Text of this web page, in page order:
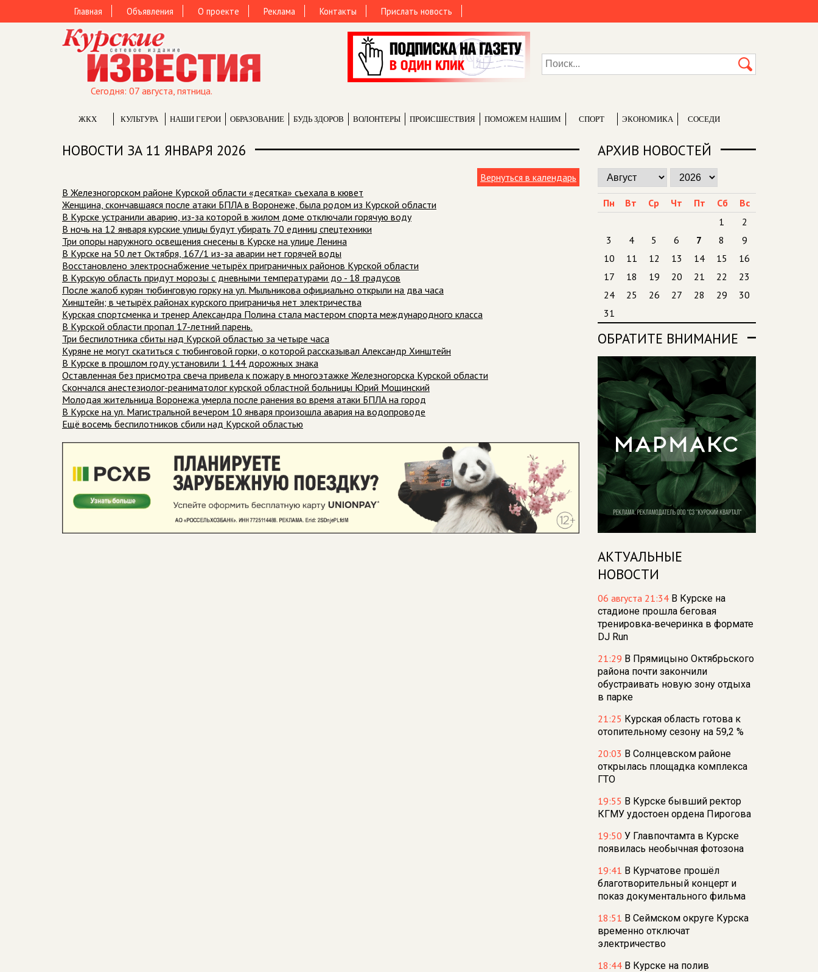
Главная Объявления О проекте Реклама Контакты Прислать новость
Сегодня: 07 августа, пятница.
ЖКХ КУЛЬТУРА НАШИ ГЕРОИ ОБРАЗОВАНИЕ БУДЬ ЗДОРОВ ВОЛОНТЕРЫ ПРОИCШЕСТВИЯ ПОМОЖЕМ НАШИМ СПОРТ ЭКОНОМИКА СОСЕДИ
НОВОСТИ ЗА 11 ЯНВАРЯ 2026
Вернуться в календарь
В Железногорском районе Курской области «десятка» съехала в кювет
Женщина, скончавшаяся после атаки БПЛА в Воронеже, была родом из Курской области
В Курске устранили аварию, из-за которой в жилом доме отключали горячую воду
В ночь на 12 января курские улицы будут убирать 70 единиц спецтехники
Три опоры наружного освещения снесены в Курске на улице Ленина
В Курске на 50 лет Октября, 167/1 из-за аварии нет горячей воды
Восстановлено электроснабжение четырёх приграничных районов Курской области
В Курскую область придут морозы с дневными температурами до - 18 градусов
После жалоб курян тюбинговую горку на ул. Мыльникова официально открыли на два часа
Хинштейн; в четырёх районах курского приграничья нет электричества
Курская спортсменка и тренер Александра Полина стала мастером спорта международного класса
В Курской области пропал 17-летний парень.
Три беспилотника сбиты над Курской областью за четыре часа
Куряне не могут скатиться с тюбинговой горки, о которой рассказывал Александр Хинштейн
В Курске в прошлом году установили 1 144 дорожных знака
Оставленная без присмотра свеча привела к пожару в многоэтажке Железногорска Курской области
Скончался анестезиолог-реаниматолог курской областной больницы Юрий Мощинский
Молодая жительница Воронежа умерла после ранения во время атаки БПЛА на город
В Курске на ул. Магистральной вечером 10 января произошла авария на водопроводе
Ещё восемь беспилотников сбили над Курской областью
АРХИВ НОВОСТЕЙ
Пн Вт Ср Чт Пт Сб
Вс
1
2
3
4 5 6 7 8
9
10
11 12 13 14 15
16
17
18 19 20 21 22
23
24
25 26 27 28 29
30
31
ОБРАТИТЕ ВНИМАНИЕ
АКТУАЛЬНЫЕ
НОВОСТИ
06 августа 21:34 В Курске на
стадионе прошла беговая
тренировка‑вечеринка в формате
DJ Run
21:29 В Прямицыно Октябрьского
района почти закончили
обустраивать новую зону отдыха
в парке
21:25 Курская область готова к
отопительному сезону на 59,2 %
20:03 В Солнцевском районе
открылась площадка комплекса
ГТО
19:55 В Курске бывший ректор
КГМУ удостоен ордена Пирогова
19:50 У Главпочтамта в Курске
появилась необычная фотозона
19:41 В Курчатове прошёл
благотворительный концерт и
показ документального фильма
18:51 В Сеймском округе Курска
временно отключат
электричество
18:44 В Курске на полив